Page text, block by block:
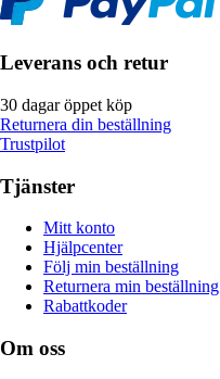
Leverans och retur
30 dagar öppet köp
Returnera din beställning
Trustpilot
Tjänster
Mitt konto
Hjälpcenter
Följ min beställning
Returnera min beställning
Rabattkoder
Om oss